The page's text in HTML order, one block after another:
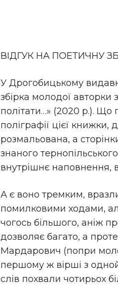
ВІДГУК НА ПОЕТИЧНУ
У Дрогобицькому
збірка молодої авторки
політати…» (2020 р.). Що
поліграфії цієї
розмальована, а
знаного
внутрішнє наповнення,
А є воно тремким,
помилковими ходами,
чогось більшого, аніж
дозволяє багато, а
Мардарович (попри
першому ж вірші з
слів похвали чотирьох